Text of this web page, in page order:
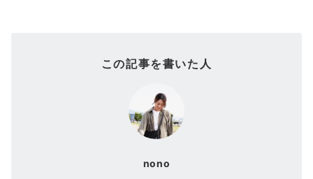
この記事を書いた人
nono